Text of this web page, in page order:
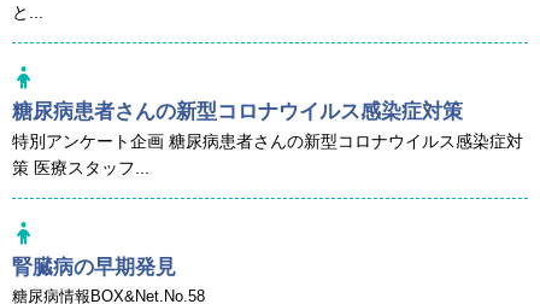
と...
糖尿病患者さんの新型コロナウイルス感染症対策
特別アンケート企画 糖尿病患者さんの新型コロナウイルス感染症対
策 医療スタッフ...
腎臓病の早期発見
糖尿病情報BOX&Net.No.58